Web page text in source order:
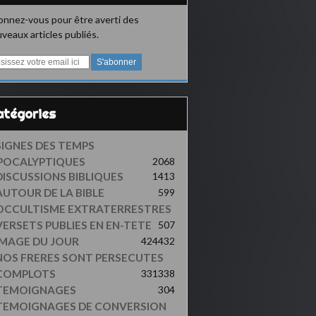
vous pour être averti des
articles publiés.
DES TEMPS
2068
BIBLIQUES 1413
DE LA BIBLE 599
EXTRATERRESTRES
507
PUBLIES EN EN-TETE
432
DU JOUR 424
FRERES SONT PERSECUTES
338
331
304
DE CONVERSION